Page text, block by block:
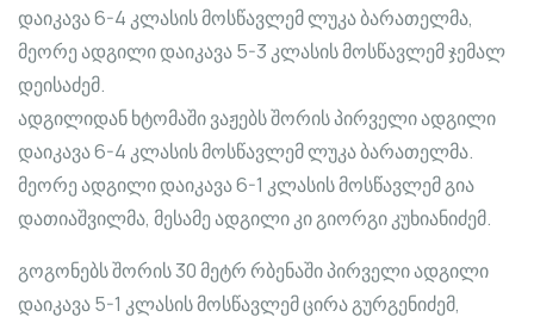
დაიკავა 6-4 კლასის მოსწავლემ ლუკა ბარათელმა,
მეორე ადგილი დაიკავა 5-3 კლასის მოსწავლემ ჯემალ
დეისაძემ.
ადგილიდან ხტომაში ვაჟებს შორის პირველი ადგილი
დაიკავა 6-4 კლასის მოსწავლემ ლუკა ბარათელმა.
მეორე ადგილი დაიკავა 6-1 კლასის მოსწავლემ გია
დათიაშვილმა, მესამე ადგილი კი გიორგი კუხიანიძემ.
გოგონებს შორის 30 მეტრ რბენაში პირველი ადგილი
დაიკავა 5-1 კლასის მოსწავლემ ცირა გურგენიძემ,